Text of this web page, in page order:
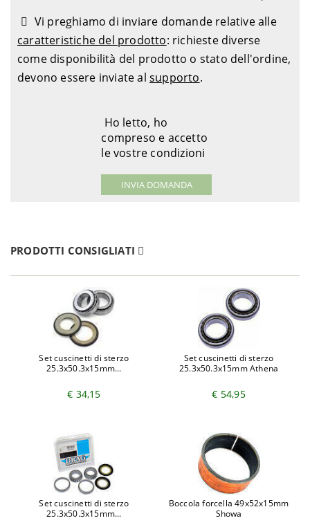
Vi preghiamo di inviare domande relative alle
caratteristiche del prodotto: richieste diverse
come disponibilità del prodotto o stato dell'ordine,
devono essere inviate al supporto.
Ho letto, ho
compreso e accetto
le vostre condizioni
PRODOTTI CONSIGLIATI
Set cuscinetti di sterzo
25.3x50.3x15mm...
€ 34,15
Set cuscinetti di sterzo
25.3x50.3x15mm Athena
€ 54,95
Set cuscinetti di sterzo
25.3x50.3x15mm...
Boccola forcella 49x52x15mm
Showa